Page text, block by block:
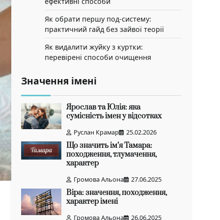
Як обрати першу под-систему:
практичний гайд без зайвої теорії
Як видалити жуйку з куртки:
перевірені способи очищення
Значення імені
Ярослав та Юлія: яка
сумісність імен у відсотках
Руслан Крамар 25.02.2026
Що значить ім’я Тамара:
походження, тлумачення,
характер
Громова Альона 27.06.2025
Віра: значення, походження,
характер імені
Громова Альона 26.06.2025